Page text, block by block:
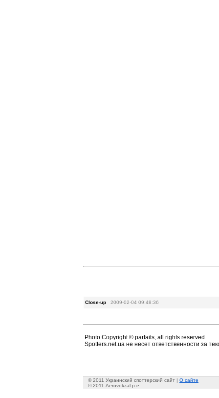
Close-up 2009-02-04 09:48:36
Photo Copyright © parfaits, all rights reserved.
Spotters.net.ua не несет ответственности за
© 2011 Украинский споттерский сайт | О сайте
© 2011 Aerovokzal p.e.